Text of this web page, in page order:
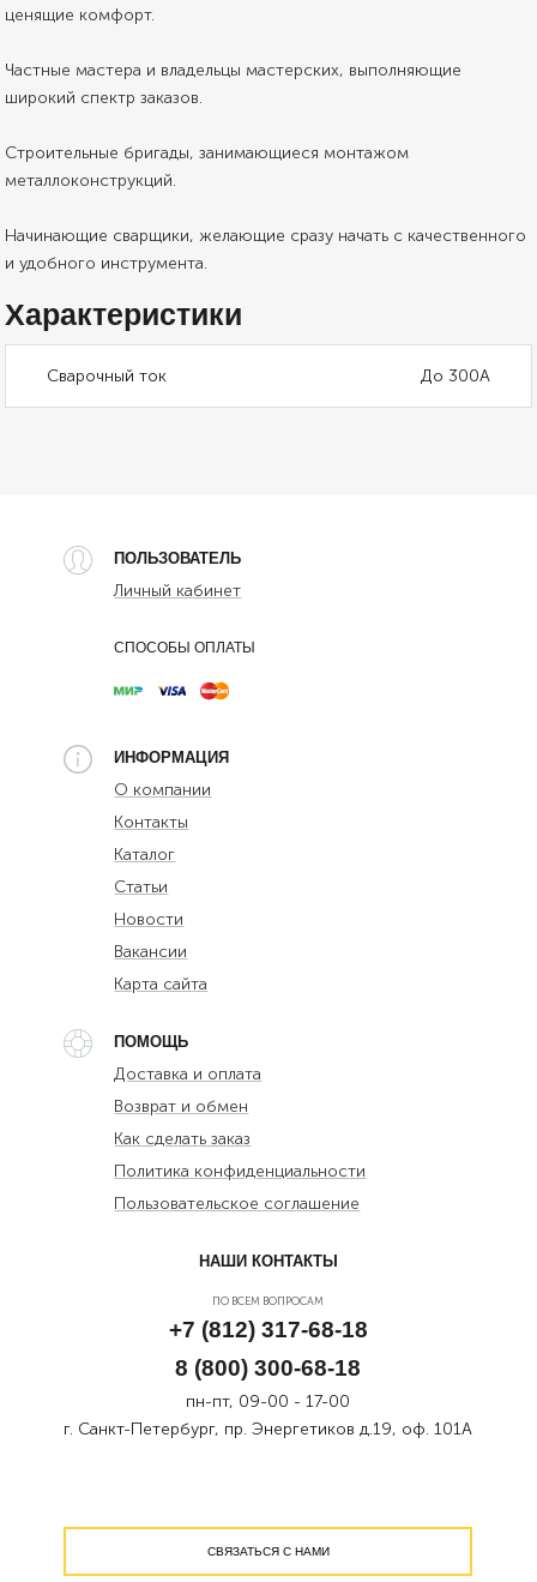
ценящие комфорт.
Частные мастера и владельцы мастерских, выполняющие
широкий спектр заказов.
Строительные бригады, занимающиеся монтажом
металлоконструкций.
Начинающие сварщики, желающие сразу начать с качественного
и удобного инструмента.
Характеристики
Сварочный ток До 300А
ПОЛЬЗОВАТЕЛЬ
Личный кабинет
СПОСОБЫ ОПЛАТЫ
ИНФОРМАЦИЯ
О компании
Контакты
Каталог
Статьи
Новости
Вакансии
Карта сайта
ПОМОЩЬ
Доставка и оплата
Возврат и обмен
Как сделать заказ
Политика конфиденциальности
Пользовательское соглашение
НАШИ КОНТАКТЫ
ПО ВСЕМ ВОПРОСАМ
+7 (812) 317-68-18
8 (800) 300-68-18
пн-пт, 09-00 - 17-00
г. Санкт-Петербург, пр. Энергетиков д.19, оф. 101А
СВЯЗАТЬСЯ С НАМИ